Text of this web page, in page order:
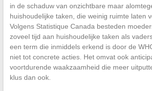
in de schaduw van onzichtbare maar
huishoudelijke taken, die weinig ruimte laten
Volgens Statistique Canada besteden
zoveel tijd aan huishoudelijke taken als
een term die inmiddels erkend is door de
niet tot concrete acties. Het omvat ook
voortdurende waakzaamheid die meer
klus dan ook.